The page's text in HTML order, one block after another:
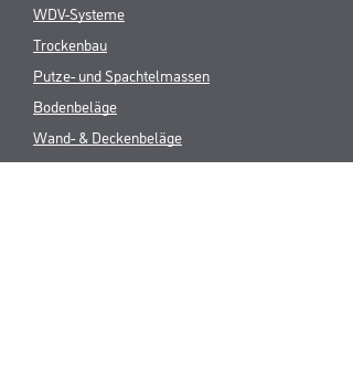
WDV-Systeme
Trockenbau
Putze- und Spachtelmassen
Bodenbeläge
Wand- & Deckenbeläge
Werkzeuge & Maschinen